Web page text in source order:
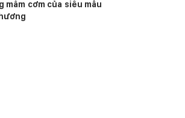
mâm cơm của siêu mẫu